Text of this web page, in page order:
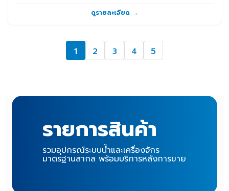
ดูรายละเอียด →
1 2 3 4 5
รายการสินค้า
รวมอุปกรณ์ระบบน้ำและเครื่องจักร
มาตรฐานสากล พร้อมบริการหลังการขาย